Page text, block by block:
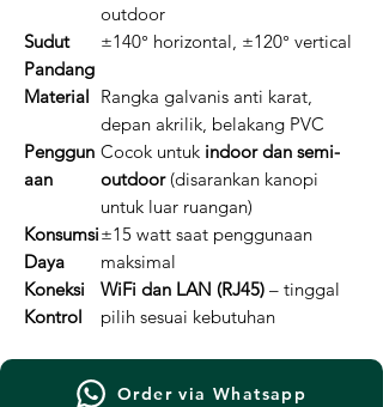
outdoor
Sudut
Pandang
±140° horizontal, ±120° vertical
Material Rangka galvanis anti karat,
depan akrilik, belakang PVC
Penggun
aan
Cocok untuk indoor dan semi-
outdoor(disarankan kanopi
untuk luar ruangan)
Konsumsi
Daya
±15 watt saat penggunaan
maksimal
Koneksi
Kontrol
WiFi dan LAN (RJ45) – tinggal
pilih sesuai kebutuhan
Order via Whatsapp